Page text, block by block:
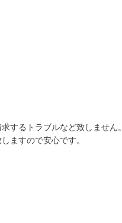
するトラブルなど致しません。
ますので安心です。